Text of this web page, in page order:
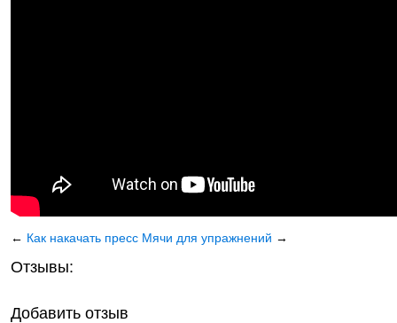
← Как накачать пресс Мячи для упражнений →
Отзывы:
Добавить отзыв